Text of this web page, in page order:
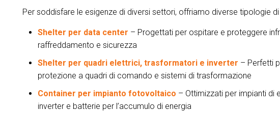
Per soddisfare le esigenze di diversi settori, offriamo diverse tipologie di
Shelter per data center – Progettati per ospitare e proteggere
raffreddamento e sicurezza
Shelter per quadri elettrici, trasformatori e inverter – Perfetti
protezione a quadri di comando e sistemi di trasformazione
Container per impianto fotovoltaico – Ottimizzati per impianti di
inverter e batterie per l’accumulo di energia